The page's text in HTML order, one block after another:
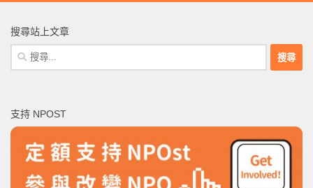
搜尋站上文章
搜
尋
字:
支持 NPOST